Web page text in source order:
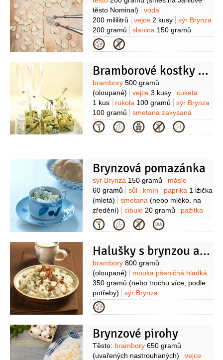
těsto Nominal)
voda
200 mililitrů
vejce 2 kusy
sýr Brynza
200 gramů
slanina 150 gramů
Kategorie
Bramborové kostky s cuketou a rukolou
Suroviny
brambory 500 gramů
(oloupané)
vejce 3 kusy
cuketa
1 kus
rukola 100 gramů
sýr Brynza
100 gramů
smetana zakysaná
1,5 decilitru
pepř černý (mletý)
Kategorie
Brynzová pomazánka
Suroviny
sýr Brynza 150 gramů
máslo
60 gramů
sůl kmín paprika 1 lžička
(mletá)
smetana (nebo mléko, na
zředění)
cibule 20 gramů
pažitka
1 lžíce
(nakrájená)
Kategorie
Halušky s brynzou a slaninou
Suroviny
brambory 800 gramů
(oloupané)
mouka pšeničná hladká
350 gramů (nebo trochu více, podle
potřeby)
sýr Brynza
200 gramů
50 gramů
slanina50 gramů
(malá)
sůl pažitka1 lžíce
(nakrájená, na posypání)
Kategorie
Brynzové pirohy
Suroviny
Těsto: brambory 650 gramů
(uvařených nastrouhaných)
vejce